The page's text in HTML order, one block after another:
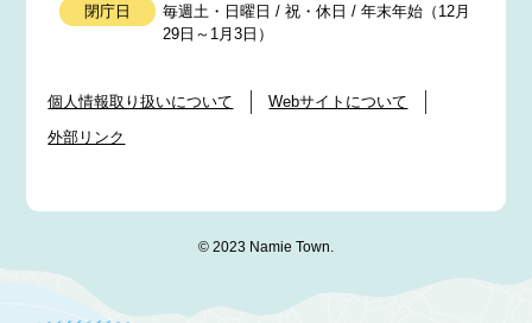
閉庁日
毎週土・日曜日 / 祝・休日 / 年末年始（12月
29日～1月3日）
個人情報取り扱いについて
Webサイトについて
外部リンク
© 2023 Namie Town.